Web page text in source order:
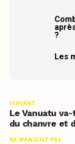
?
Les
SUIVANT
Le Vanuatu
du chanvre et
NE MANQUEZ PAS